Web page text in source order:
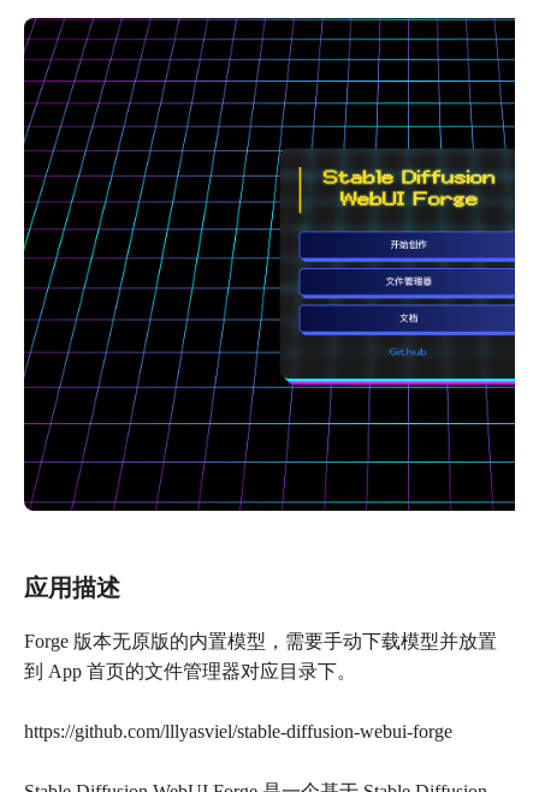
应用描述
Forge 版本无原版的内置模型，需要手动下载模型并放置
到 App 首页的文件管理器对应目录下。
https://github.com/lllyasviel/stable-diffusion-webui-forge